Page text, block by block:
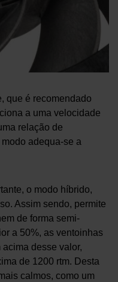
que é recomendado
a uma velocidade
relação de
adequa-se a
o modo híbrido,
Assim sendo, permite
de forma semi-
a 50%, as ventoinhas
desse valor,
de 1200 rtm. Desta
calmos, como um